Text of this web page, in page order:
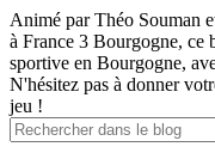
Animé par Théo Souman
à France 3 Bourgogne, ce
sportive en Bourgogne,
N'hésitez pas à donner
jeu !